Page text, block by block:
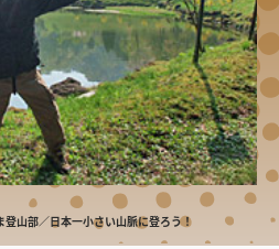
登山部／日本一小さい山脈に登ろう！